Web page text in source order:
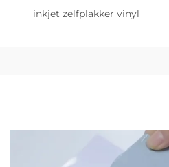
inkjet zelfplakker vinyl